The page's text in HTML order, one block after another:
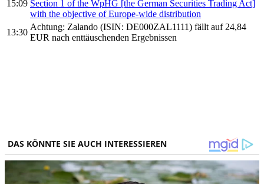
15:09 Section 1 of the WpHG [the German Securities Trading Act]
with the objective of Europe-wide distribution
13:30
Achtung: Zalando (ISIN: DE000ZAL1111) fällt auf 24,84
EUR nach enttäuschenden Ergebnissen